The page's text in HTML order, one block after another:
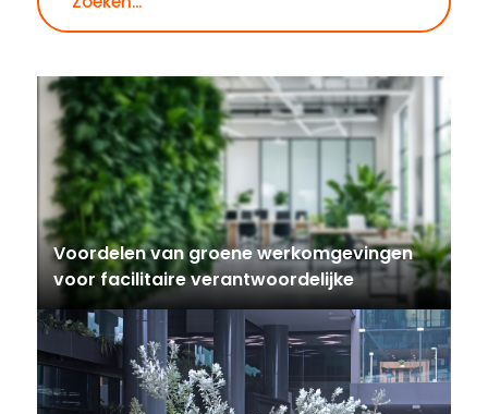
Voordelen van groene werkomgevingen
voor facilitaire verantwoordelijke